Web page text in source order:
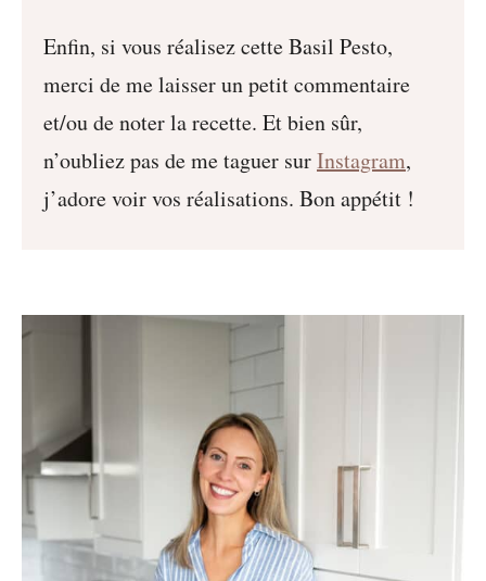
Enfin, si vous réalisez cette Basil Pesto,
merci de me laisser un petit commentaire
et/ou de noter la recette. Et bien sûr,
n’oubliez pas de me taguer surInstagram,
j’adore voir vos réalisations. Bon appétit !